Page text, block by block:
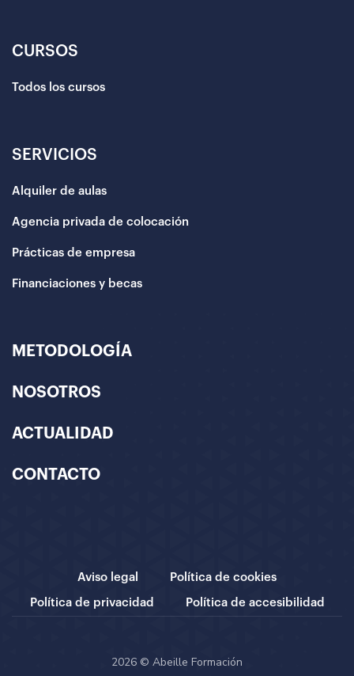
CURSOS
Todos los cursos
SERVICIOS
Alquiler de aulas
Agencia privada de colocación
Prácticas de empresa
Financiaciones y becas
METODOLOGÍA
NOSOTROS
ACTUALIDAD
CONTACTO
Aviso legal Política de cookies
Política de privacidad Política de accesibilidad
2026 © Abeille Formación